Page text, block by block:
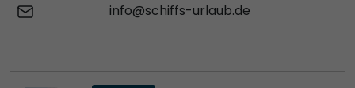
info@schiffs-urlaub.de